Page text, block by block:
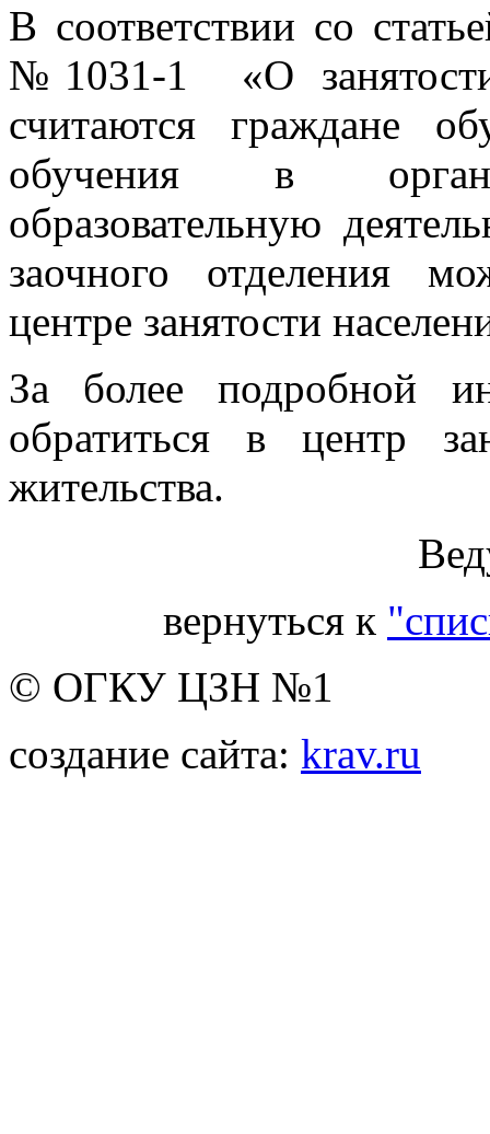
В соответствии со
№1031-1 «О
считаются граждане
обучения в
образовательную
заочного отделения
центре занятости
За более подробной
обратиться в центр
жительства.
вернуться к
© ОГКУ ЦЗН №1
создание сайта: krav.ru